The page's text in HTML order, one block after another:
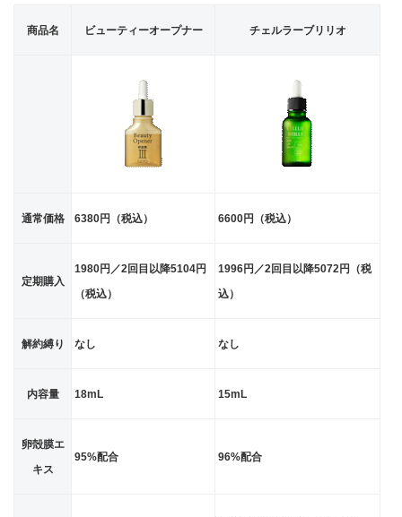
商品名 ビューティーオープナー チェルラーブリリオ
通常価格 6380円（税込） 6600円（税込）
定期購入
1980円／2回目以降5104円
（税込）
1996円／2回目以降5072円（税
込）
解約縛り なし なし
内容量 18mL 15mL
卵殻膜エ
キス
95%配合 96%配合